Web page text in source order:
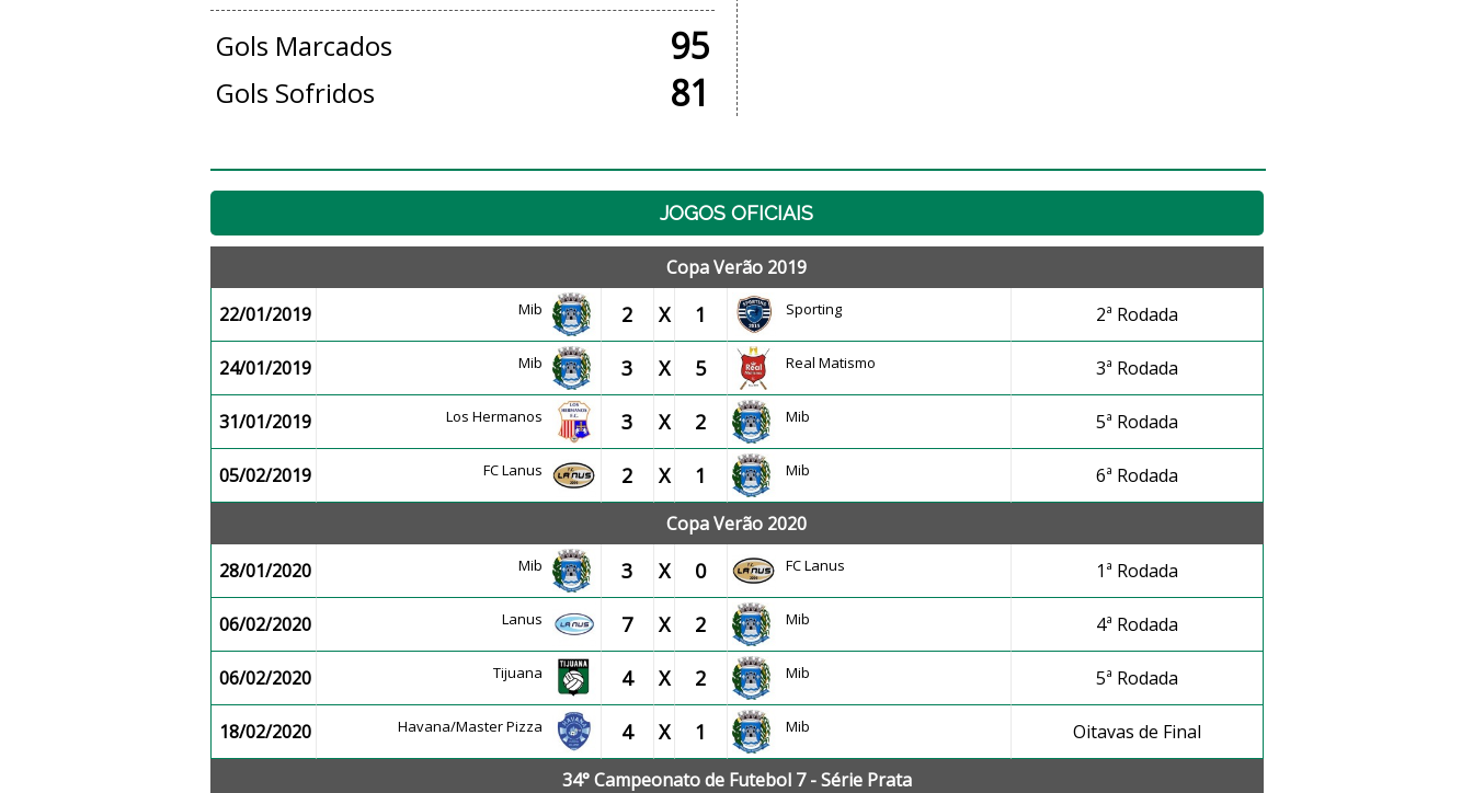
Gols Marcados 95
Gols Sofridos 81
JOGOS OFICIAIS
Copa Verão 2019
22/01/2019
Mib 2 X 1 Sporting 2ª Rodada
24/01/2019 Mib 3 X 5 Real Matismo 3ª Rodada
31/01/2019 Los Hermanos 3 X 2 Mib 5ª Rodada
05/02/2019 FC Lanus 2 X 1 Mib
6ª Rodada
Copa Verão 2020
28/01/2020
Mib 3 X 0 FC Lanus 1ª Rodada
06/02/2020 Lanus 7 X 2 Mib 4ª Rodada
06/02/2020 Tijuana 4 X 2 Mib 5ª Rodada
18/02/2020 Havana/Master Pizza 4 X 1 Mib
Oitavas de Final
34° Campeonato de Futebol 7 - Série Prata